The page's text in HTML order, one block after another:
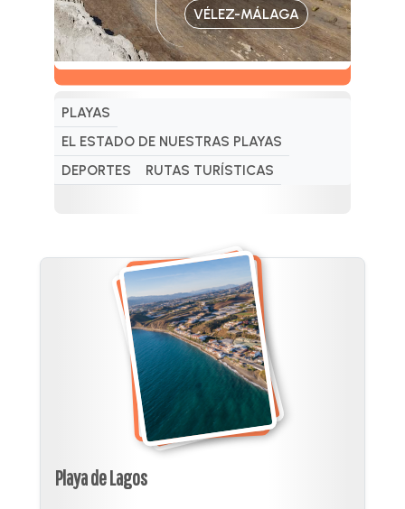
VÉLEZ-MÁLAGA
PLAYAS
EL ESTADO DE NUESTRAS PLAYAS
DEPORTES
RUTAS TURÍSTICAS
Playa de Lagos